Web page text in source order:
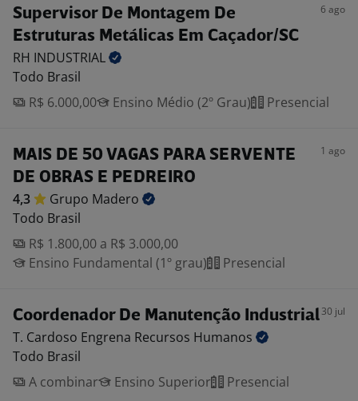
Supervisor De Montagem De
Estruturas Metálicas Em Caçador/SC
6 ago
RH INDUSTRIAL
Todo Brasil
R$ 6.000,00
Ensino Médio (2º Grau) Presencial
MAIS DE 50 VAGAS PARA SERVENTE
DE OBRAS E PEDREIRO
1 ago
4,3 Grupo Madero
Todo Brasil
R$ 1.800,00 a R$ 3.000,00
Ensino Fundamental (1º grau)
Presencial
Coordenador De Manutenção Industrial30 jul
T. Cardoso Engrena Recursos Humanos
Todo Brasil
A combinar
Ensino Superior Presencial